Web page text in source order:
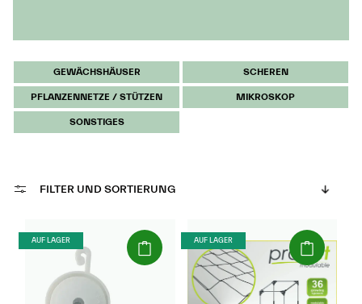
GEWÄCHSHÄUSER SCHEREN
PFLANZENNETZE / STÜTZEN MIKROSKOP
SONSTIGES
FILTER UND SORTIERUNG
AUF LAGER (Paket) AUF LAGER (Paket)